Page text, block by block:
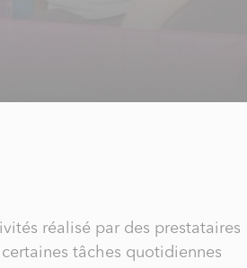
réalisé par des prestataires
tâches quotidiennes